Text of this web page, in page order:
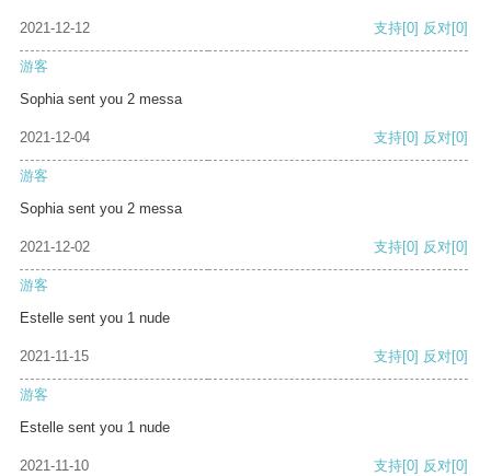
2021-12-12 支持[0] 反对[0]
游客
Sophia sent you 2 messa
2021-12-04 支持[0] 反对[0]
游客
Sophia sent you 2 messa
2021-12-02 支持[0] 反对[0]
游客
Estelle sent you 1 nude
2021-11-15 支持[0] 反对[0]
游客
Estelle sent you 1 nude
2021-11-10 支持[0] 反对[0]